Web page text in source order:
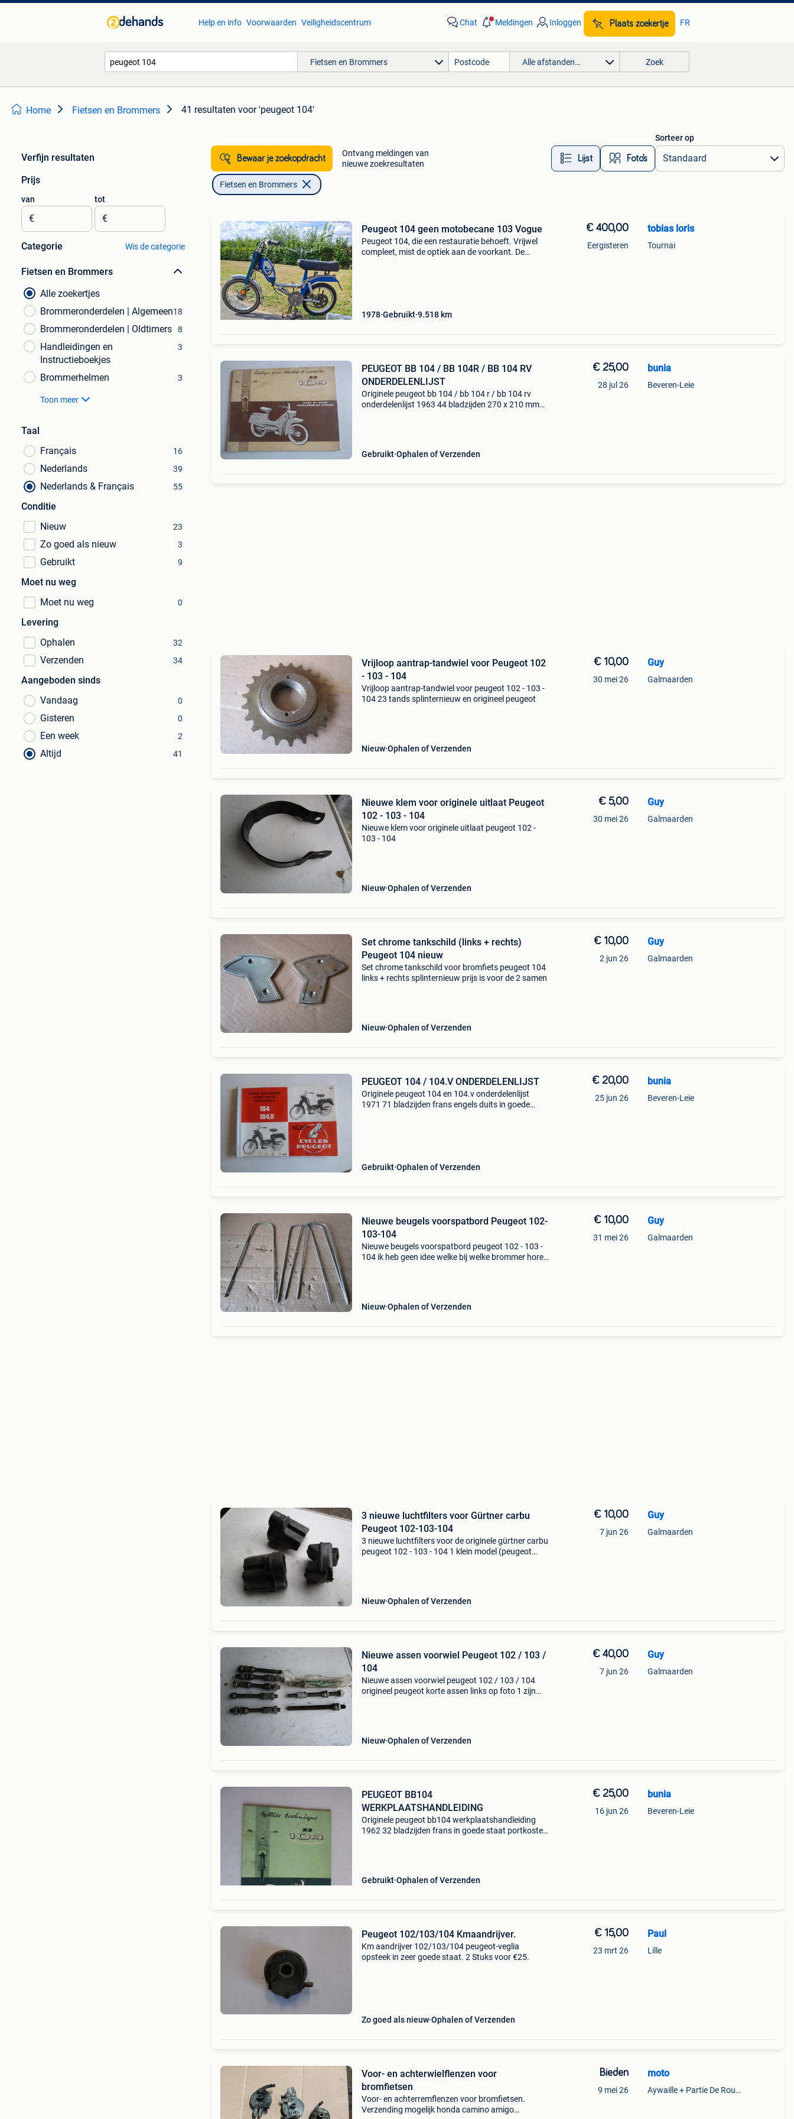
Help en info Voorwaarden Veiligheidscentrum Chat Meldingen Inloggen Plaats zoekertje FR
Fietsen en Brommers Alle afstanden… Zoek
Home Fietsen en Brommers 41 resultaten voor 'peugeot 104'
Verfijn resultaten
Prijs
van
€
tot
€
Categorie Wis de categorie
Fietsen en Brommers
Alle zoekertjes
Brommeronderdelen | Algemeen18
Brommeronderdelen | Oldtimers 8
Handleidingen en
Instructieboekjes
3
Brommerhelmen 3
Toon meer
Taal
Français
16
Nederlands 39
Nederlands & Français 55
Conditie
Nieuw
23
Zo goed als nieuw 3
Gebruikt 9
Moet nu weg
Moet nu weg
0
Levering
Ophalen
32
Verzenden 34
Aangeboden sinds
Vandaag
0
Gisteren 0
Een week 2
Altijd 41
Bewaar je zoekopdracht
Ontvang meldingen van
nieuwe zoekresultaten
Lijst Foto’s
Sorteer op
Fietsen en Brommers
Peugeot 104 geen motobecane 103 Vogue
Peugeot 104, die een restauratie behoeft. Vrijwel
compleet, mist de optiek aan de voorkant. De
1978 Gebruikt 9.518 km
€ 400,00
Eergisteren
tobias loris
Tournai
PEUGEOT BB 104 / BB 104R / BB 104 RV
ONDERDELENLIJST
Originele peugeot bb 104 / bb 104 r / bb 104 rv
onderdelenlijst 1963 44 bladzijden 270 x 210 mm
Gebruikt Ophalen of Verzenden
€ 25,00
28 jul 26
bunia
Beveren-Leie
Vrijloop aantrap-tandwiel voor Peugeot 102
- 103 - 104
Vrijloop aantrap-tandwiel voor peugeot 102 - 103 -
104 23 tands splinternieuw en origineel peugeot
Nieuw Ophalen of Verzenden
€ 10,00
30 mei 26
Guy
Galmaarden
Nieuwe klem voor originele uitlaat Peugeot
102 - 103 - 104
Nieuwe klem voor originele uitlaat peugeot 102 -
103 - 104
Nieuw Ophalen of Verzenden
€ 5,00
30 mei 26
Guy
Galmaarden
Set chrome tankschild (links + rechts)
Peugeot 104 nieuw
Set chrome tankschild voor bromfiets peugeot 104
links + rechts splinternieuw prijs is voor de 2 samen
Nieuw Ophalen of Verzenden
€ 10,00
2 jun 26
Guy
Galmaarden
PEUGEOT 104 / 104.V ONDERDELENLIJST
Originele peugeot 104 en 104.v onderdelenlijst
1971 71 bladzijden frans engels duits in goede
Gebruikt Ophalen of Verzenden
€ 20,00
25 jun 26
bunia
Beveren-Leie
Nieuwe beugels voorspatbord Peugeot 102-
103-104
Nieuwe beugels voorspatbord peugeot 102 - 103 -
104 ik heb geen idee welke bij welke brommer horen
Nieuw Ophalen of Verzenden
€ 10,00
31 mei 26
Guy
Galmaarden
3 nieuwe luchtfilters voor Gürtner carbu
Peugeot 102-103-104
3 nieuwe luchtfilters voor de originele gürtner carbu
peugeot 102 - 103 - 104 1 klein model (peugeot
Nieuw Ophalen of Verzenden
€ 10,00
7 jun 26
Guy
Galmaarden
Nieuwe assen voorwiel Peugeot 102 / 103 /
104
Nieuwe assen voorwiel peugeot 102 / 103 / 104
origineel peugeot korte assen links op foto 1 zijn
Nieuw Ophalen of Verzenden
€ 40,00
7 jun 26
Guy
Galmaarden
PEUGEOT BB104
WERKPLAATSHANDLEIDING
Originele peugeot bb104 werkplaatshandleiding
1962 32 bladzijden frans in goede staat portkosten
Gebruikt Ophalen of Verzenden
€ 25,00
16 jun 26
bunia
Beveren-Leie
Peugeot 102/103/104 Kmaandrijver.
Km aandrijver 102/103/104 peugeot-veglia
opsteek in zeer goede staat. 2 Stuks voor €25.
Zo goed als nieuw Ophalen of Verzenden
€ 15,00
23 mrt 26
Paul
Lille
Voor- en achterwielflenzen voor
bromfietsen
Voor- en achterremflenzen voor bromfietsen.
Verzending mogelijk honda camino amigo
Bieden
9 mei 26
moto
Aywaille + Partie De Rouvreux